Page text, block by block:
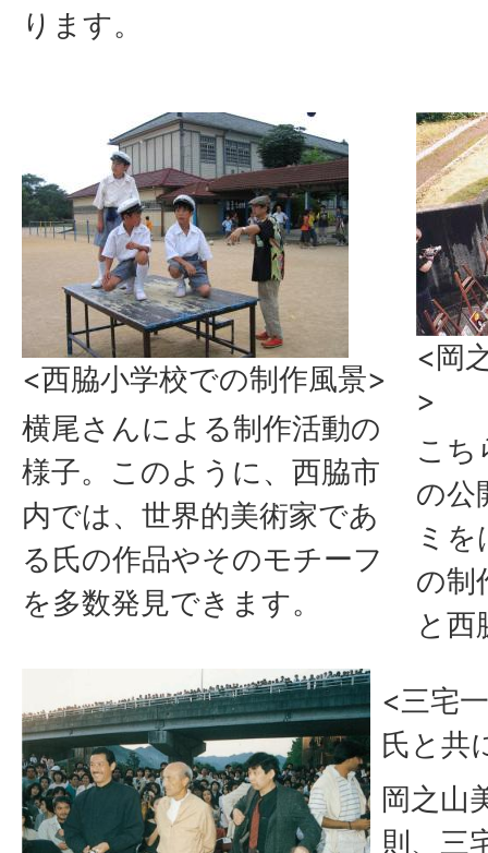
ります。
<西脇小学校での制作風景>
横尾さんによる制作活動の
様子。このように、西脇市
内では、世界的美術家であ
る氏の作品やそのモチーフ
を多数発見できます。
<岡
>
こち
の公
ミ
の制
と西
<三宅
氏と共
岡之山
則、三